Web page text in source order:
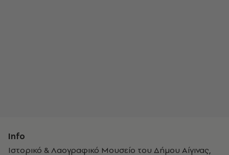
Info
Ιστορικό & Λαογραφικό Μουσείο του Δήμου Αίγινας,